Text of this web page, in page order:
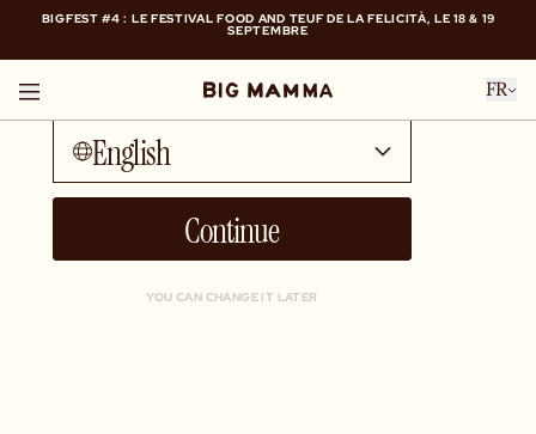
Talk to me in...
English
Continue
YOU CAN CHANGE IT LATER
BIGFEST #4 : LE FESTIVAL FOOD AND TEUF DE LA FELICITÀ, LE 18 & 19
SEPTEMBRE
SEPTEMBRE
FR